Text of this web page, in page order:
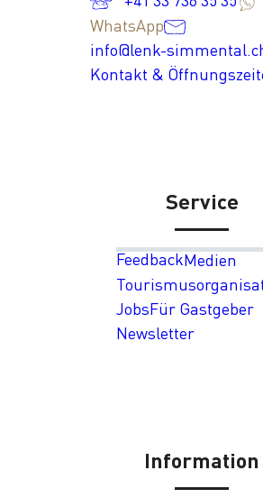
WhatsApp
info@lenk-
Kontakt &
Service
FeedbackMedien
JobsFür Gastgeber
Newsletter
Information